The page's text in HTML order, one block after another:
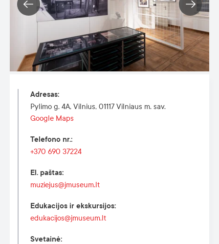
Adresas:
Pylimo g. 4A, Vilnius, 01117 Vilniaus m. sav.
Google Maps
Telefono nr.:
+370 690 37224
El. paštas:
muziejus@jmuseum.lt
Edukacijos ir ekskursijos:
edukacijos@jmuseum.lt
Svetainė: